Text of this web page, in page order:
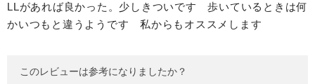
LLがあれば良かった。少しきついです 歩いているときは何
かいつもと違うようです 私からもオススメします
このレビューは参考になりましたか？